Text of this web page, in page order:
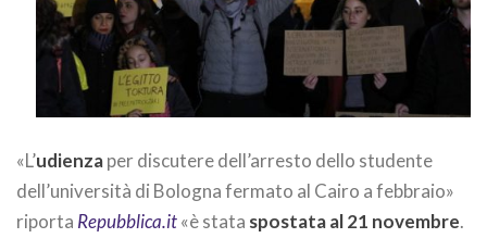
«L’udienzaper discutere dell’arresto dello studente
dell’università di Bologna fermato al Cairo a febbraio»
riporta Repubblica.it«è stata spostata al 21 novembre.